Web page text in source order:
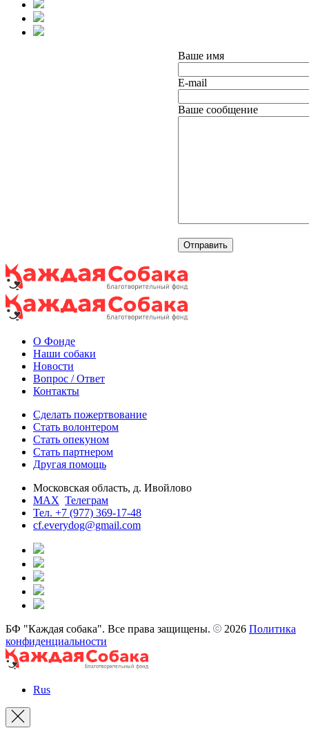
Ваше имя
E-mail
Ваше сообщение
О Фонде
Наши собаки
Новости
Вопрос / Ответ
Контакты
Сделать пожертвование
Стать волонтером
Стать опекуном
Стать партнером
Другая помощь
Московская область, д. Ивойлово
MAX Телеграм
Тел. +7 (977) 369-17-48
cf.everydog@gmail.com
БФ "Каждая собака". Все права защищены. 2026 Политика
конфиденциальности
Rus